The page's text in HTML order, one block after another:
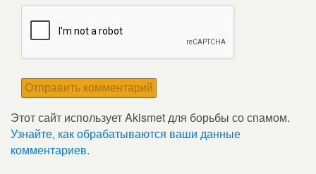
Этот сайт использует Akismet для борьбы со спамом.
Узнайте, как обрабатываются ваши данные
комментариев.